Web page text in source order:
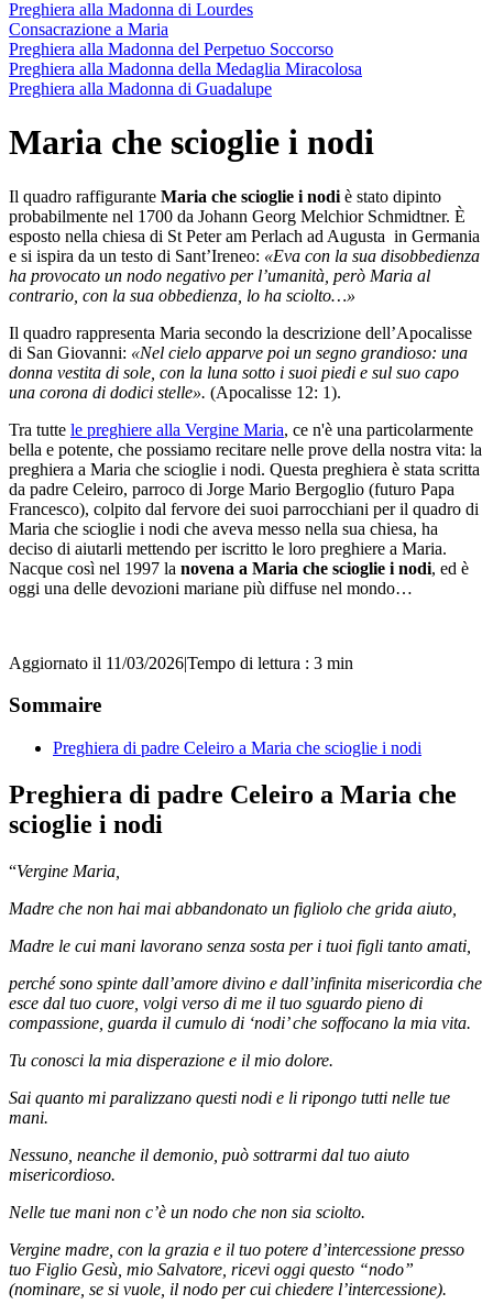
Preghiera alla Madonna di Lourdes
Consacrazione a Maria
Preghiera alla Madonna del Perpetuo Soccorso
Preghiera alla Madonna della Medaglia Miracolosa
Preghiera alla Madonna di Guadalupe
Maria che scioglie i nodi
Il quadro raffigurante Maria che scioglie i nodi è stato dipinto
probabilmente nel 1700 da Johann Georg Melchior Schmidtner. È
esposto nella chiesa di St Peter am Perlach ad Augusta in Germania
e si ispira da un testo di Sant’Ireneo: «Eva con la sua disobbedienza
ha provocato un nodo negativo per l’umanità, però Maria al
contrario, con la sua obbedienza, lo ha sciolto…»
Il quadro rappresenta Maria secondo la descrizione dell’Apocalisse
di San Giovanni: «Nel cielo apparve poi un segno grandioso: una
donna vestita di sole, con la luna sotto i suoi piedi e sul suo capo
una corona di dodici stelle». (Apocalisse 12: 1).
Tra tutte le preghiere alla Vergine Maria, ce n'è una particolarmente
bella e potente, che possiamo recitare nelle prove della nostra vita: la
preghiera a Maria che scioglie i nodi. Questa preghiera è stata scritta
da padre Celeiro, parroco di Jorge Mario Bergoglio (futuro Papa
Francesco), colpito dal fervore dei suoi parrocchiani per il quadro di
Maria che scioglie i nodi che aveva messo nella sua chiesa, ha
deciso di aiutarli mettendo per iscritto le loro preghiere a Maria.
Nacque così nel 1997 la novena a Maria che scioglie i nodi, ed è
oggi una delle devozioni mariane più diffuse nel mondo…
Aggiornato il 11/03/2026|Tempo di lettura : 3 min
Sommaire
Preghiera di padre Celeiro a Maria che scioglie i nodi
Preghiera di padre Celeiro a Maria che
scioglie i nodi
“Vergine Maria,
Madre che non hai mai abbandonato un figliolo che grida aiuto,
Madre le cui mani lavorano senza sosta per i tuoi figli tanto amati,
perché sono spinte dall’amore divino e dall’infinita misericordia che
esce dal tuo cuore, volgi verso di me il tuo sguardo pieno di
compassione, guarda il cumulo di ‘nodi’ che soffocano la mia vita.
Tu conosci la mia disperazione e il mio dolore.
Sai quanto mi paralizzano questi nodi e li ripongo tutti nelle tue
mani.
Nessuno, neanche il demonio, può sottrarmi dal tuo aiuto
misericordioso.
Nelle tue mani non c’è un nodo che non sia sciolto.
Vergine madre, con la grazia e il tuo potere d’intercessione presso
tuo Figlio Gesù, mio Salvatore, ricevi oggi questo “nodo”
(nominare, se si vuole, il nodo per cui chiedere l’intercessione).